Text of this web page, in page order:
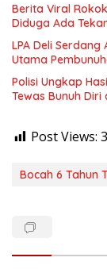
Berita Viral
Diduga Ada
LPA Deli Serdang
Utama
Polisi Ungkap
Tewas Bunuh
Post Views:
Bocah 6 Tahun